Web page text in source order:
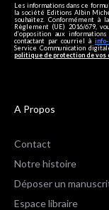
Les informations dans ce
la société Editions Albin
souhaitez. Conformément à
Règlement (UE) 2016/679,
d’opposition aux
contactant par courriel à
Service Communication
politique de protection de vos
A Propos
Contact
Notre histoire
Déposer un
Espace libraire